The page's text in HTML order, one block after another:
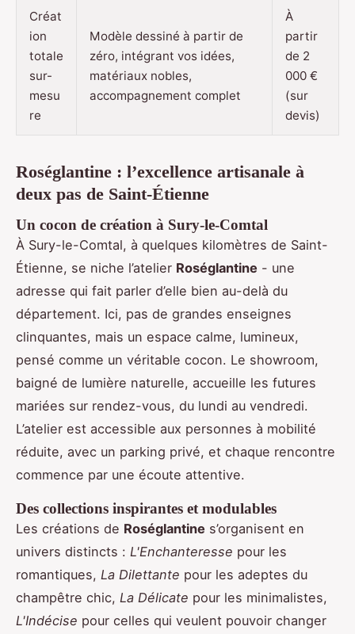
Créat
ion
totale
sur-
mesu
re
Modèle dessiné à partir de
zéro, intégrant vos idées,
matériaux nobles,
accompagnement complet
À
partir
de 2
000 €
(sur
devis)
Roséglantine : l’excellence artisanale à
deux pas de Saint-Étienne
Un cocon de création à Sury-le-Comtal
À Sury-le-Comtal, à quelques kilomètres de Saint-
Étienne, se niche l’atelier Roséglantine - une
adresse qui fait parler d’elle bien au-delà du
département. Ici, pas de grandes enseignes
clinquantes, mais un espace calme, lumineux,
pensé comme un véritable cocon. Le showroom,
baigné de lumière naturelle, accueille les futures
mariées sur rendez-vous, du lundi au vendredi.
L’atelier est accessible aux personnes à mobilité
réduite, avec un parking privé, et chaque rencontre
commence par une écoute attentive.
Des collections inspirantes et modulables
Les créations de Roséglantine s’organisent en
univers distincts : L'Enchanteresse pour les
romantiques, La Dilettante pour les adeptes du
champêtre chic, La Délicate pour les minimalistes,
L'Indécise pour celles qui veulent pouvoir changer